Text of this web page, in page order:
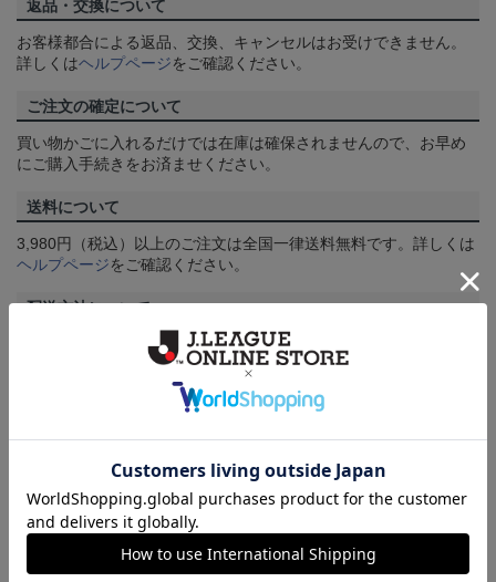
返品・交換について
お客様都合による返品、交換、キャンセルはお受けできません。
詳しくはヘルプページをご確認ください。
ご注文の確定について
買い物かごに入れるだけでは在庫は確保されませんので、お早め
にご購入手続きをお済ませください。
送料について
3,980円（税込）以上のご注文は全国一律送料無料です。詳しくは
ヘルプページをご確認ください。
配送方法について
一部商品はメール便でのお届けとなる場合がございます。詳しく
をご確認ください。
【カラーについて】
商品画像は、お使いのパソコンのモニターおよびスマートフォン
のメーカー・機種・画面設定等により、実際の商品の色と異なっ
て見える場合がございます。あらかじめご了承ください。
【仕様について】
取り扱い商品によっては、パッケージやデザインなどの仕様が予